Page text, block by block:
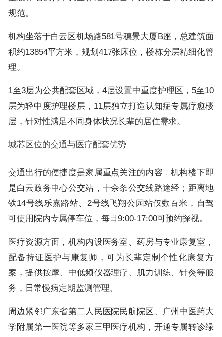
规范。
机构坐落于白云区机场路581号穗景大厦B座，总建筑面
积约13854平方米，规划417张床位，楼栋分层精细化管
理。
1至3层为公共配套区域，4层设置中重度护理区，5至10
层为轻中度护理楼层，11层独立打造认知症专属疗愈楼
层，针对性满足不同身体状况长辈的居住需求。
城芯区位的交通与医疗配套优势
交通出行的便捷度是家属重点关注的内容，机构楼下即
是白云政务中心公交站，十余条公交线路途经；距离地
铁14号线乐嘉路站、2号线飞翔公园站仅数百米，自驾
可使用院内专属停车位，每日9:00-17:00可预约探视。
医疗资源方面，机构内设医务室、药房与专业康复室，
配备持证医护与康复师，可为长辈定制个性化康复方
案，提供按摩、中低频仪器理疗、肌力训练、针灸等服
务，日常慢病定期监测管理。
周边紧邻广东省第二人民医院民航院区、广州中医药大
学附属第一医院等多家三甲医疗机构，开通专属转诊绿